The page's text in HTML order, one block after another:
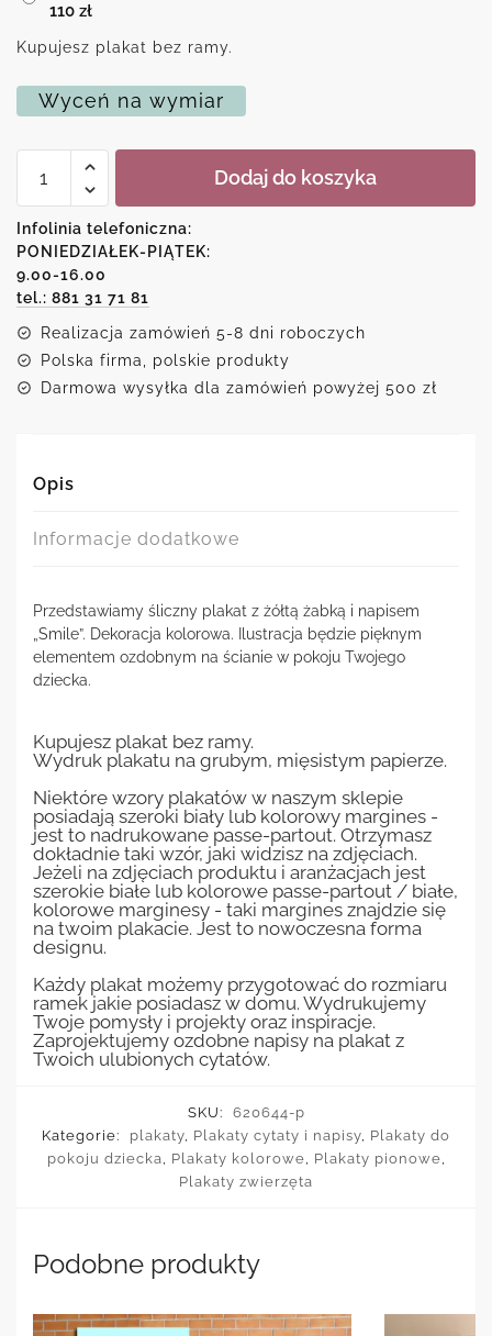
110 zł
Kupujesz plakat bez ramy.
Wyceń na wymiar
Plakat
Dodaj do koszyka
Infolinia telefoniczna:
PONIEDZIAŁEK-PIĄTEK:
9.00-16.00
tel.: 881 31 71 81
Realizacja zamówień 5-8 dni roboczych
Polska firma, polskie produkty
Darmowa wysyłka dla zamówień powyżej 500 zł
Opis
Informacje dodatkowe
Przedstawiamy śliczny plakat z żółtą żabką i napisem
„Smile”. Dekoracja kolorowa. Ilustracja będzie pięknym
elementem ozdobnym na ścianie w pokoju Twojego
dziecka.
Kupujesz plakat bez ramy.
Wydruk plakatu na grubym, mięsistym papierze.
Niektóre wzory plakatów w naszym sklepie
posiadają szeroki biały lub kolorowy margines -
jest to nadrukowane passe-partout. Otrzymasz
dokładnie taki wzór, jaki widzisz na zdjęciach.
Jeżeli na zdjęciach produktu i aranżacjach jest
szerokie białe lub kolorowe passe-partout / białe,
kolorowe marginesy - taki margines znajdzie się
na twoim plakacie. Jest to nowoczesna forma
designu.
Każdy plakat możemy przygotować do rozmiaru
ramek jakie posiadasz w domu. Wydrukujemy
Twoje pomysły i projekty oraz inspiracje.
Zaprojektujemy ozdobne napisy na plakat z
Twoich ulubionych cytatów.
SKU:
620644-p
Kategorie:
plakaty, Plakaty cytaty i napisy, Plakaty do
pokoju dziecka, Plakaty kolorowe, Plakaty pionowe,
Plakaty zwierzęta
Podobne produkty